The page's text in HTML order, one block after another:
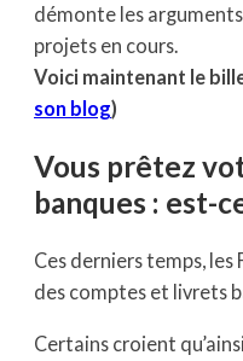
démonte les
projets en cours.
Voici maintenant le
son blog)
Vous prêtez
banques : est-
Ces derniers temps, les
des comptes et livrets
Certains croient